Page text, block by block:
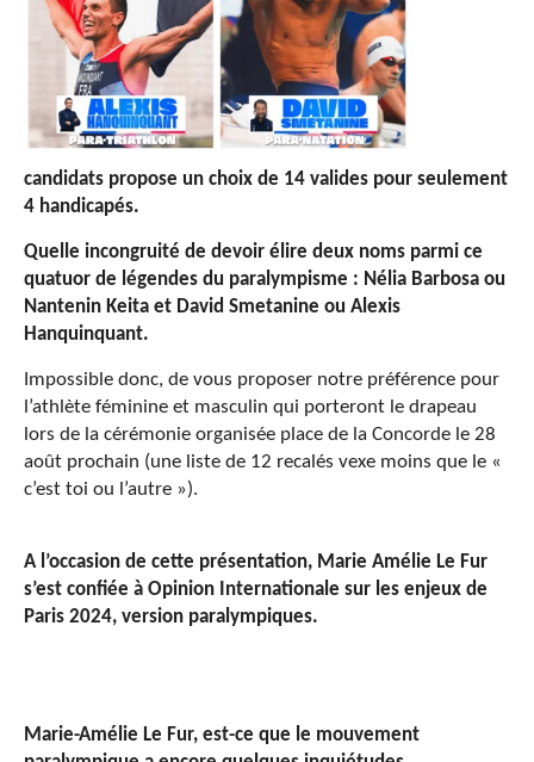
candidats propose un choix de 14 valides pour seulement
4 handicapés.
Quelle incongruité de devoir élire deux noms parmi ce
quatuor de légendes du paralympisme : Nélia Barbosa ou
Nantenin Keita et David Smetanine ou Alexis
Hanquinquant.
Impossible donc, de vous proposer notre préférence pour
l’athlète féminine et masculin qui porteront le drapeau
lors de la cérémonie organisée place de la Concorde le 28
août prochain (une liste de 12 recalés vexe moins que le «
c’est toi ou l’autre »).
A l’occasion de cette présentation, Marie Amélie Le Fur
s’est confiée à Opinion Internationale sur les enjeux de
Paris 2024, version paralympiques.
Marie-Amélie Le Fur, est-ce que le mouvement